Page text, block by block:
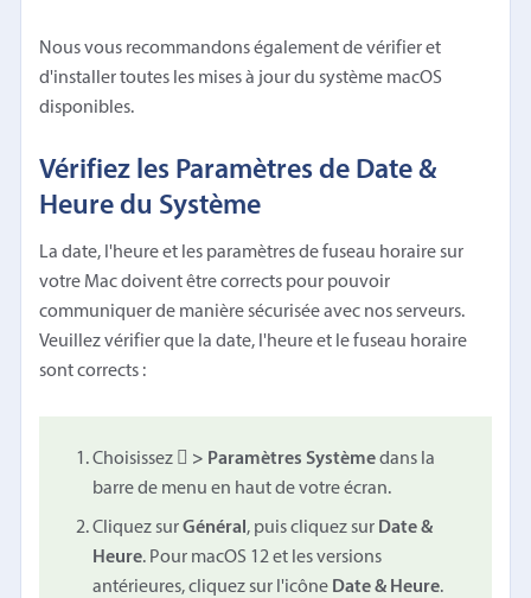
Nous vous recommandons également de vérifier et
d'installer toutes les mises à jour du système macOS
disponibles.
Vérifiez les Paramètres de Date &
Heure du Système
La date, l'heure et les paramètres de fuseau horaire sur
votre Mac doivent être corrects pour pouvoir
communiquer de manière sécurisée avec nos serveurs.
Veuillez vérifier que la date, l'heure et le fuseau horaire
sont corrects :
Choisissez  > Paramètres Systèmedans la
barre de menu en haut de votre écran.
Cliquez surGénéral , puis cliquez sur Date &
Heure. Pour macOS 12 et les versions
antérieures, cliquez sur l'icône Date & Heure.